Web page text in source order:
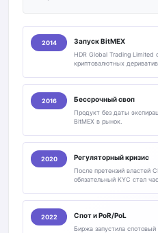
2014 Запуск BitMEX
HDR Global Trading
криптовалютных
2016 Бессрочный своп
Продукт без даты
BitMEX в рынок.
2020 Регуляторный кризис
После претензий властей
обязательный KYC стал
2022 Спот и PoR/PoL
Биржа запустила спотовый